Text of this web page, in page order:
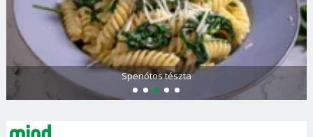
Spenótos tészta